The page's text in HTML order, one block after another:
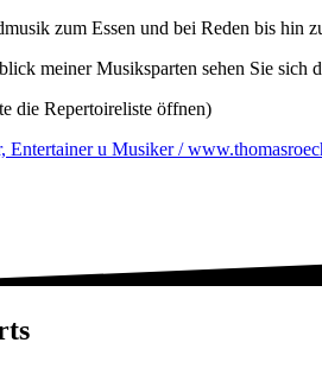
zum Essen und bei Reden bis hin
meiner Musiksparten sehen Sie
die Repertoireliste öffnen)